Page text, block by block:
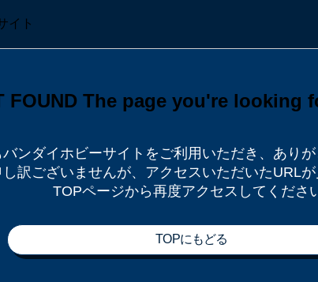
ンダイホビーサイトをご利用いただき、 ありが
訳ございませんが、 アクセスいただいたURLが
TOPページから再度アクセスしてくださ
TOPにもどる